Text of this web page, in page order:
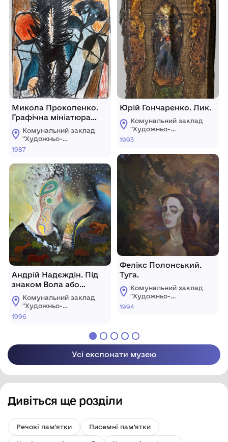
Микола Прокопенко.
Графічна мініатюра
№50.Комунальний заклад
"Художньо-
меморіальний музей
1987
Андрій Надєждін. Під
знаком Вола або
Єгипетські ночі.
Комунальний заклад
"Художньо-
меморіальний музей
1996
Юрій Гончаренко. Лик.
Комунальний заклад
"Художньо-
меморіальний музей
1993
Фелікс Полонський.
Туга.
Комунальний заклад
"Художньо-
меморіальний музей
1994
Усі експонати музею
Дивіться ще розділи
Речові пам'ятки Писемні пам'ятки